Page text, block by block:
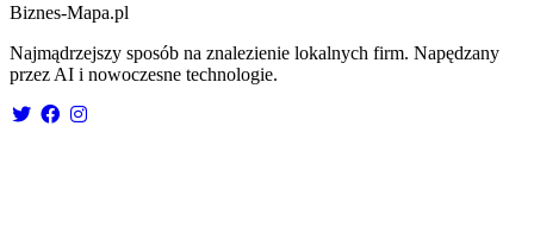
Biznes-Mapa.pl
Najmądrzejszy sposób na znalezienie lokalnych firm. Napędzany
przez AI i nowoczesne technologie.